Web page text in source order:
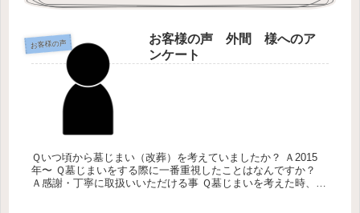
お客様の声
お客様の声 外間 様へのア
ンケート
Ｑいつ頃から墓じまい（改葬）を考えていましたか？ Ａ2015
年〜 Ｑ墓じまいをする際に一番重視したことはなんですか？
Ａ感謝・丁寧に取扱いいただける事 Ｑ墓じまいを考えた時、ど